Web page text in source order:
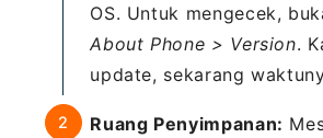
OS. Untuk mengecek,
About Phone > Version.
update, sekarang
Ruang Penyimpanan: